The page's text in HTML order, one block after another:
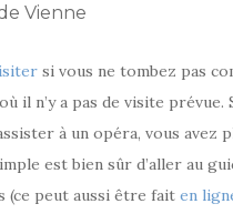
Vienne
si vous ne tombez pas
il n’y a pas de visite prévue.
à un opéra, vous avez
est bien sûr d’aller au
(ce peut aussi être fait en